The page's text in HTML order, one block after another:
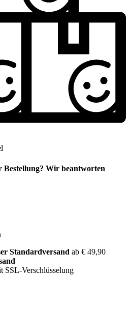
Bestellung? Wir beantworten
Standardversand ab € 49,90
SSL-Verschlüsselung